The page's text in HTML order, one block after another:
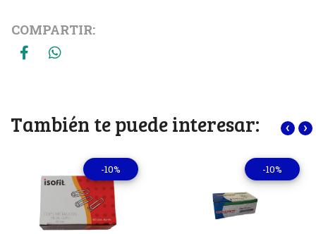
COMPARTIR:
También te puede interesar:
-10% -10%
‹ ›